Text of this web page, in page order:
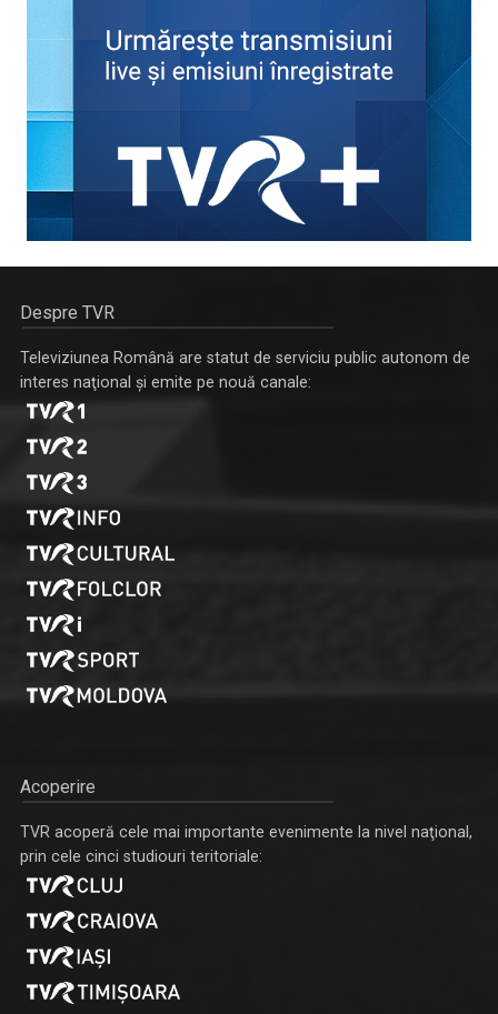
Despre TVR
Televiziunea Română are statut de serviciu public autonom de
interes naţional şi emite pe nouă canale:
Acoperire
TVR acoperă cele mai importante evenimente la nivel naţional,
prin cele cinci studiouri teritoriale: